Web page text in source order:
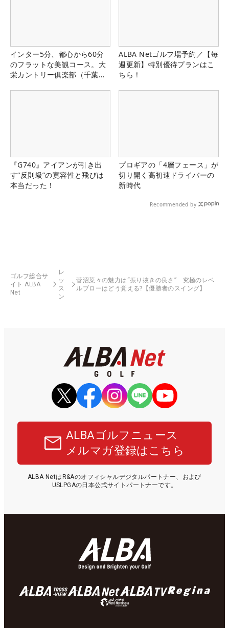
インター5分、都心から60分
のフラットな美観コース。大
栄カントリー俱楽部（千葉
ALBA Netゴルフ場予約／【毎
週更新】特別優待プランはこ
ちら！
『G740』アイアンが引き出
す“反則級”の寛容性と飛びは
本当だった！
プロギアの「4層フェース」が
切り開く高初速ドライバーの
新時代
Recommended by
ゴルフ総合サ
イト ALBA
Net
レ
ッ
ス
ン
菅沼菜々の魅力は“振り抜きの良さ” 究極のレベ
ルブローはどう覚える?【優勝者のスイング】
ALBAゴルフニュース
メルマガ登録はこちら
ALBA NetはR&Aのオフィシャルデジタルパートナー、および
USLPGAの日本公式サイトパートナーです。